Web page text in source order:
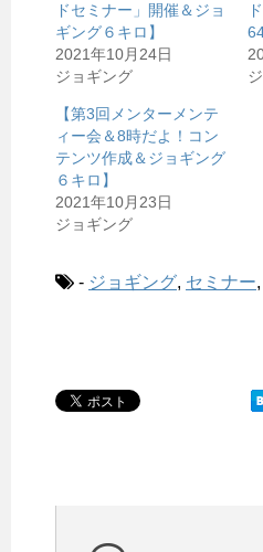
ドセミナー」開催＆ジョ
ギング６キロ】
2021年10月24日
ジョギング
【第3回メンターメンテ
ィー会＆8時だよ！コン
テンツ作成＆ジョギング
６キロ】
2021年10月23日
ジョギング
- ジョギング, セミナー,